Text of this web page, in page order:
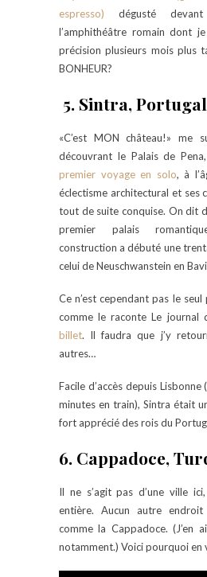
espresso) dégusté
l’amphithéâtre romain dont
précision plusieurs mois plus
BONHEUR?
5. Sintra, Portugal
«C’est MON château!» me
découvrant le Palais de
premier voyage en solo, à
éclectisme architectural et ses
tout de suite conquise. On dit
premier palais
construction a débuté une
celui de Neuschwanstein en
Ce n’est cependant pas le
comme le raconte Le journal
billet. Il faudra que j’y
autres…
Facile d’accès depuis
minutes en train), Sintra était
fort apprécié des rois du
6. Cappadoce,
Il ne s’agit pas d’une ville
entière. Aucun autre endroit
comme la Cappadoce. (J’en
notamment.) Voici pourquoi en